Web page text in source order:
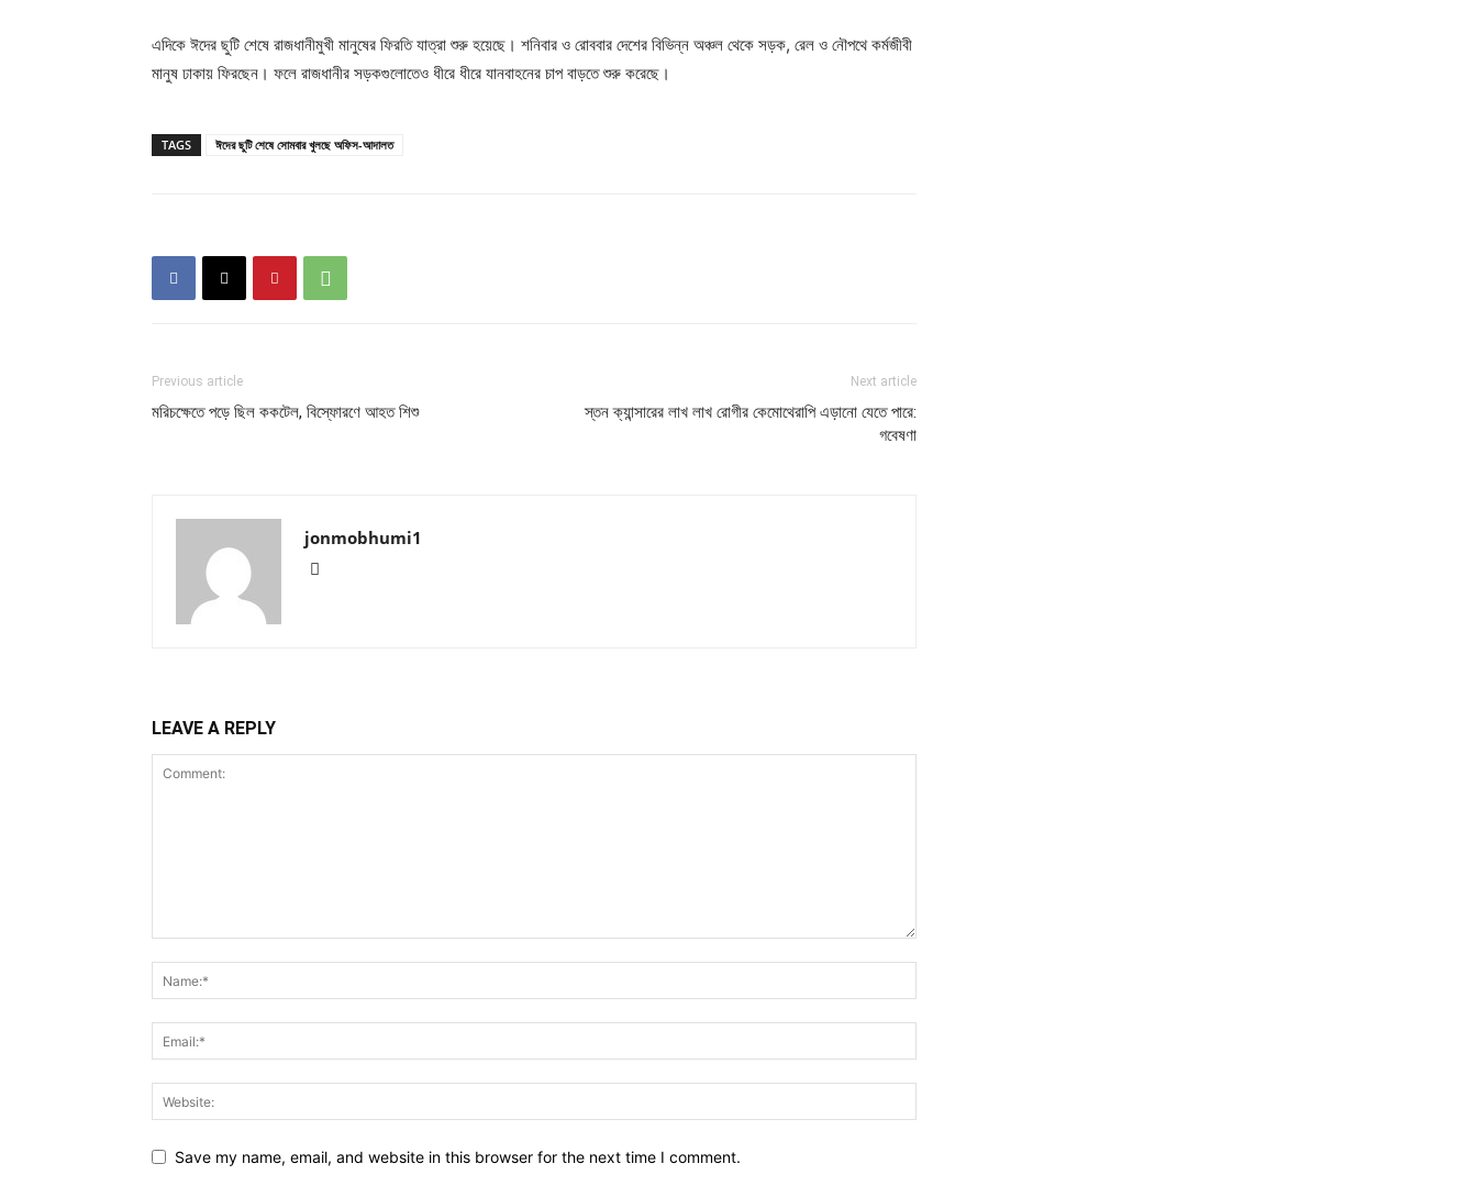
এদিকে ঈদের ছুটি শেষে রাজধানীমুখী মানুষের ফিরতি যাত্রা শুরু হয়েছে। শনিবার ও রোববার দেশের বিভিন্ন অঞ্চল থেকে সড়ক, রেল ও নৌপথে কর্মজীবী
মানুষ ঢাকায় ফিরছেন। ফলে রাজধানীর সড়কগুলোতেও ধীরে ধীরে যানবাহনের চাপ বাড়তে শুরু করেছে।
TAGS ঈদের ছুটি শেষে সোমবার খুলছে অফিস-আদালত
Previous article
মরিচক্ষেতে পড়ে ছিল ককটেল, বিস্ফোরণে আহত শিশু
Next article
স্তন ক্যান্সারের লাখ লাখ রোগীর কেমোথেরাপি এড়ানো যেতে পারে:
গবেষণা
jonmobhumi1
LEAVE A REPLY
Save my name, email, and website in this browser for the next time I comment.